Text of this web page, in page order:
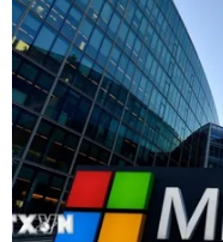
Hàn Quốc mở rộng
thông đồng giá
06/08/2026 06:56
Kim
song phương giữa